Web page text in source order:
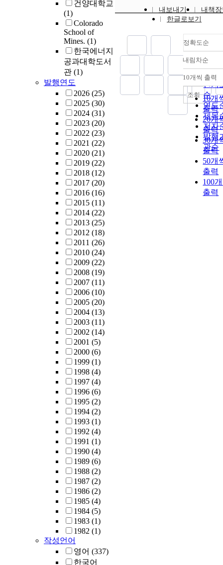
건양대학교
(1)
Colorado
School of
Mines. (1)
한국에너지
공과대학도서
관 (1)
발행연도
2026 (25)
2025 (30)
2024 (31)
2023 (20)
2022 (23)
2021 (22)
2020 (21)
2019 (22)
2018 (12)
2017 (20)
2016 (16)
2015 (11)
2014 (22)
2013 (25)
2012 (18)
2011 (26)
2010 (24)
2009 (22)
2008 (19)
2007 (11)
2006 (10)
2005 (20)
2004 (13)
2003 (11)
2002 (14)
2001 (5)
2000 (6)
1999 (1)
1998 (4)
1997 (4)
1996 (6)
1995 (2)
1994 (2)
1993 (1)
1992 (4)
1991 (1)
1990 (4)
1989 (6)
1988 (2)
1987 (2)
1986 (2)
1985 (4)
1984 (5)
1983 (1)
1982 (1)
작성언어
영어 (337)
한국어
a transmission
and penalty
to area) from the
mobility
included in
The second
intermediate
calculating link
expiration time,
probability of
a transmission
and probability of
packet forwarding
considering
information on
mobility and each
node’s residual
included in
식의 루트를 나타
기 위해서 AP 노
사용한다. AP 노
세 개의 필드로
된다. 하나는 AP
노드를 나타내기
응용식의 함수부
나타내고 마지막
나는 응용부의 인
부를 나타낸다.
드는 그 크기가
되어 있기 때문에
이상의 인수를 갖
응용식을 나타내
위해서는 일부 공
오버헤드를 갖는
AP 노드 사용 시
생하는 오버헤드
내보내기
내책
한글로보기
정확도순
정확
순
인기
순
연도
제목
저자
발행
관순
내림차순
내림
10개씩 출력
10개
출력
20개
출력
30개
출력
50개
출력
100
출력
조회